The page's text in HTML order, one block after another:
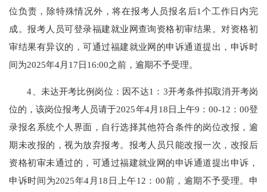
位负责，除特殊情况外，将在报考人员报名后1个工作日内完
成。报考人员可登录福建就业网查询资格初审结果。对资格初
审结果有异议的，可通过福建就业网的申诉通道提出，申诉时
间为2025年4月17日16:00之前，逾期不予受理。
4、未达开考比例岗位：因不达1：3开考条件拟取消开考岗
位的，该岗位报考人员请于2025年4月18日上午9：00-12：00登
录报名系统个人界面，自行选择其他符合条件的岗位改报，逾
期未改报的，视为放弃报考。报考人员只能改报一次，改报后
资格初审未通过的，可通过福建就业网的申诉通道提出申诉，
申诉时间为2025年4月18日上午12：00前，逾期不予受理。申